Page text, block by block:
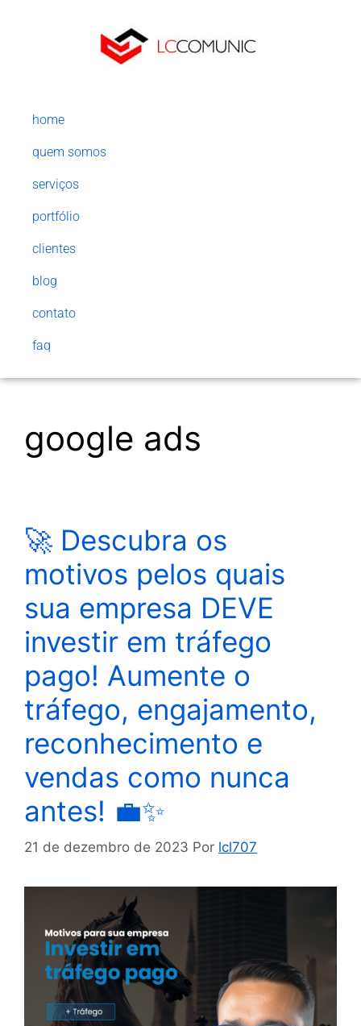
home
quem somos
serviços
portfólio
clientes
blog
contato
faq
google ads
🚀 Descubra os
motivos pelos quais
sua empresa DEVE
investir em tráfego
pago! Aumente o
tráfego, engajamento,
reconhecimento e
vendas como nunca
antes! 💼✨
21 de dezembro de 2023 Por lcl707